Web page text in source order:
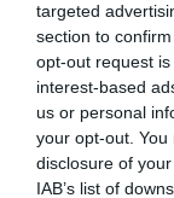
targeted
section to
opt-out request
interest-based
us or personal
your opt-out.
disclosure of
IAB’s list of